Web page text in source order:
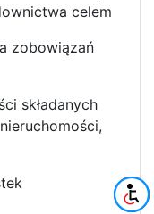
celem
zobowiązań
składanych